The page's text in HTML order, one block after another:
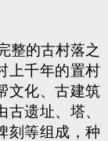
整的古村落之
上千年的置村
文化、古建筑
遗址、塔、
刻等组成，种